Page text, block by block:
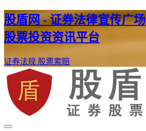
股盾网 - 证券法律宣传广场
股票投资资讯平台
证券法规 股票索赔
证券股票维权网